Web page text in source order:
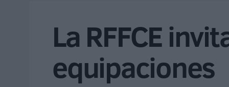
La RFFCE
equipaciones